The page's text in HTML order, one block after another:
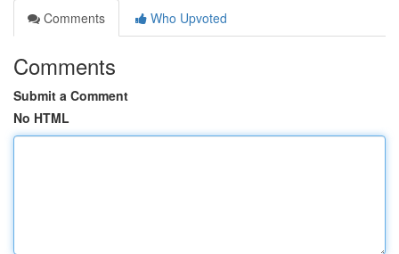
Comments
Who Upvoted
Comments
Submit a Comment
No HTML